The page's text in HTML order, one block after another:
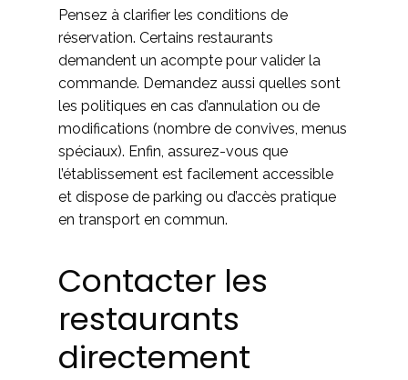
Pensez à clarifier les conditions de
réservation. Certains restaurants
demandent un acompte pour valider la
commande. Demandez aussi quelles sont
les politiques en cas d’annulation ou de
modifications (nombre de convives, menus
spéciaux). Enfin, assurez-vous que
l’établissement est facilement accessible
et dispose de parking ou d’accès pratique
en transport en commun.
Contacter les
restaurants
directement